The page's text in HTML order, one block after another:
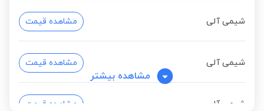
شیمی آلی مشاهده قیمت
شیمی آلی مشاهده قیمت
شیمی آلی مشاهده قیمت
مشاهده بیشتر